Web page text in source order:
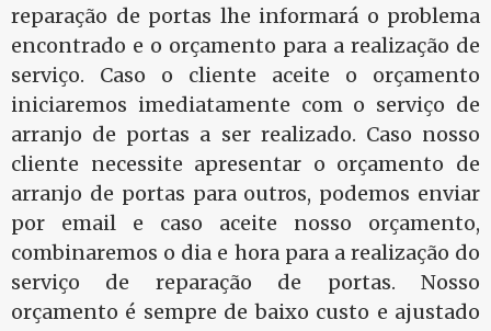
reparação de portas lhe informará o problema
encontrado e o orçamento para a realização de
serviço. Caso o cliente aceite o orçamento
iniciaremos imediatamente com o serviço de
arranjo de portas a ser realizado. Caso nosso
cliente necessite apresentar o orçamento de
arranjo de portas para outros, podemos enviar
por email e caso aceite nosso orçamento,
combinaremos o dia e hora para a realização do
serviço de reparação de portas. Nosso
orçamento é sempre de baixo custo e ajustado